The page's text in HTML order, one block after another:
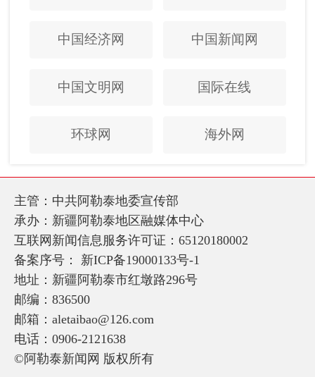
中国经济网 中国新闻网
中国文明网 国际在线
环球网 海外网
主管：中共阿勒泰地委宣传部
承办：新疆阿勒泰地区融媒体中心
互联网新闻信息服务许可证：65120180002
备案序号： 新ICP备19000133号-1
地址：新疆阿勒泰市红墩路296号
邮编：836500
邮箱：aletaibao@126.com
电话：0906-2121638
©阿勒泰新闻网 版权所有